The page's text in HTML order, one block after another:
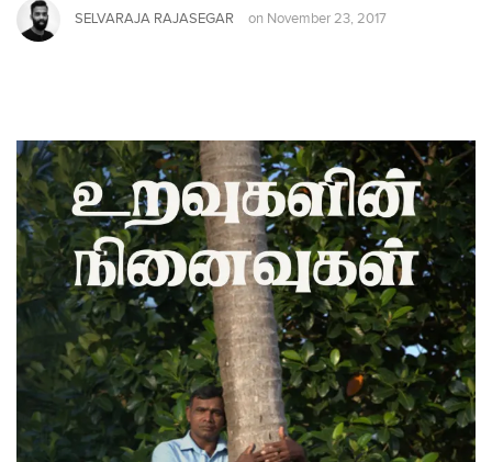
SELVARAJA RAJASEGAR on November 23, 2017